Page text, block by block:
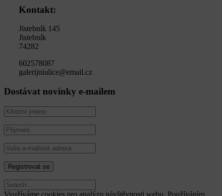
Kontakt:
Jistebník 145
Jistebník
74282
602578087
galerijniulice@email.cz
Dostávat novinky e-mailem
Využíváme cookies pro analýzu návštěvnosti webu. Používáním